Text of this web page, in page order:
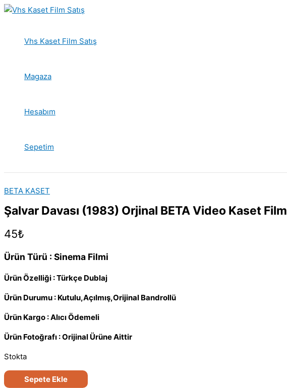
İçeriğe
Vhs Kaset Film Satış
Magaza
Hesabım
Sepetim
BETA KASET
Şalvar Davası (1983) Orjinal BETA Video Kaset Film
45₺
Ürün Türü : Sinema Filmi
Ürün Özelliği : Türkçe Dublaj
Ürün Durumu : Kutulu,Açılmış,Orijinal Bandrollü
Ürün Kargo : Alıcı Ödemeli
Ürün Fotoğrafı : Orijinal Ürüne Aittir
Stokta
ŞalvarSepete Ekle